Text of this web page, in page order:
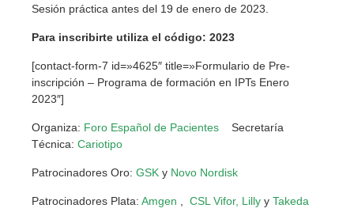
Sesión práctica antes del 19 de enero de 2023.
Para inscribirte utiliza el código: 2023
[contact-form-7 id=»4625″ title=»Formulario de Pre-
inscripción – Programa de formación en IPTs Enero
2023″]
Organiza: Foro Español de Pacientes Secretaría
Técnica: Cariotipo
Patrocinadores Oro: GSK y Novo Nordisk
Patrocinadores Plata: Amgen CSL Vifor, Lilly y Takeda